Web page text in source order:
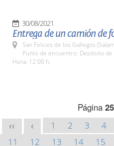
30/08/2021
Entrega de un camión de
San Felices de los Gallegos
Punto de encuentro: Depósito de
Hora: 12:00 h.
Página
<< < 1 2 3 4
11
12 13 14 15